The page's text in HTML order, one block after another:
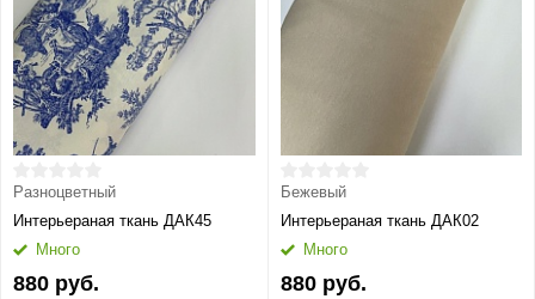
Разноцветный
Интерьераная ткань ДАК45
Много
880 руб.
Бежевый
Интерьераная ткань ДАК02
Много
880 руб.